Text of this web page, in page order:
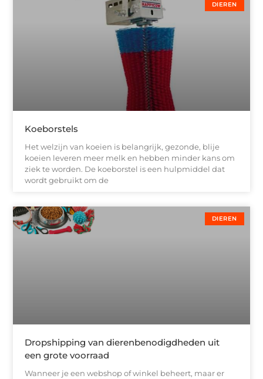
DIEREN
Koeborstels
Het welzijn van koeien is belangrijk, gezonde, blije
koeien leveren meer melk en hebben minder kans om
ziek te worden. De koeborstel is een hulpmiddel dat
wordt gebruikt om de
DIEREN
Dropshipping van dierenbenodigdheden uit
een grote voorraad
Wanneer je een webshop of winkel beheert, maar er